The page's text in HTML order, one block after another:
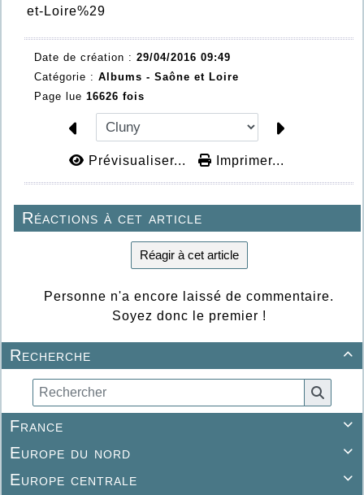

Recherche

France

Europe du nord

Europe centrale
et-Loire%29
Date de création : 29/04/2016 09:49
Catégorie : Albums - Saône et Loire
Page lue 16626 fois
Prévisualiser... Imprimer...
Réactions à cet article
Réagir à cet article
Personne n'a encore laissé de commentaire.
Soyez donc le premier !